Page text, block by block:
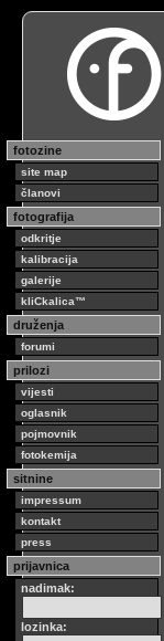
fotozine
site map
članovi
fotografija
odkritje
kalibracija
galerije
kliCkalica™
druženja
forumi
prilozi
vijesti
oglasnik
pojmovnik
fotokemija
sitnine
impressum
kontakt
press
prijavnica
nadimak:
lozinka: